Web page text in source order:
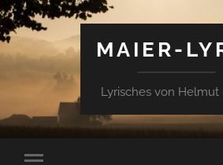
MAIER-
Lyrisches von Helmut